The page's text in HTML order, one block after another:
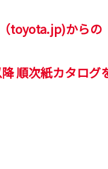
toyota.jp)からの
順次紙カタログ